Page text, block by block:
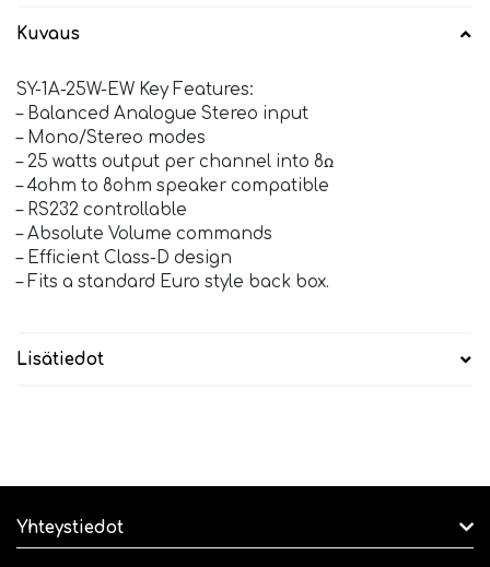
Kuvaus
SY-1A-25W-EW Key Features:
– Balanced Analogue Stereo input
– Mono/Stereo modes
– 25 watts output per channel into 8ꭥ
– 4ohm to 8ohm speaker compatible
– RS232 controllable
– Absolute Volume commands
– Efficient Class-D design
– Fits a standard Euro style back box.
Lisätiedot
Yhteystiedot